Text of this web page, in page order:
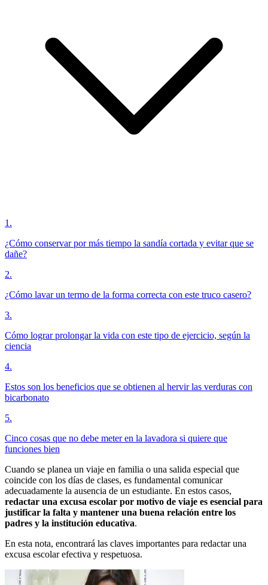
1 .
¿Cómo conservar por más tiempo la sandía cortada y evitar que se
dañe?
2.
¿Cómo lavar un termo de la forma correcta con este truco casero?
3.
Cómo lograr prolongar la vida con este tipo de ejercicio, según la
ciencia
4.
Estos son los beneficios que se obtienen al hervir las verduras con
bicarbonato
5.
Cinco cosas que no debe meter en la lavadora si quiere que
funciones bien
Cuando se planea un viaje en familia o una salida especial que
coincide con los días de clases, es fundamental comunicar
adecuadamente la ausencia de un estudiante. En estos casos,
redactar una excusa escolar por motivo de viaje es esencial para
justificar la falta y mantener una buena relación entre los
padres y la institución educativa.
En esta nota, encontrará las claves importantes para redactar una
excusa escolar efectiva y respetuosa.